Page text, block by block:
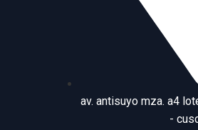
av. antisuyo mza. a4
-